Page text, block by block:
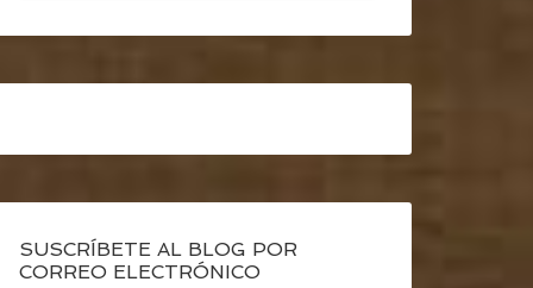
SUSCRÍBETE AL BLOG POR
CORREO ELECTRÓNICO